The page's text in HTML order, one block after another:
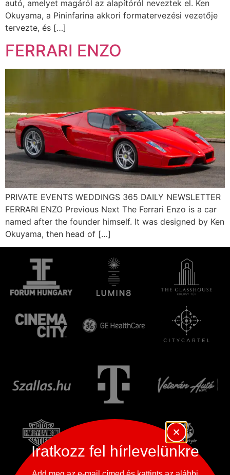
autó, amelyet magáról az alapítóról neveztek el. Ken
Okuyama, a Pininfarina akkori formatervezési vezetője
tervezte, és […]
FERRARI ENZO
PRIVATE EVENTS WEDDINGS 365 DAILY NEWSLETTER
FERRARI ENZO Previous Next The Ferrari Enzo is a car
named after the founder himself. It was designed by Ken
Okuyama, then head of […]
Iratkozz fel hírlevelünkre